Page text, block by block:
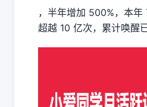
，半年增加 500%，本年
超越 10 亿次，累计唤醒